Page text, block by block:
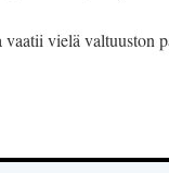
vielä valtuuston